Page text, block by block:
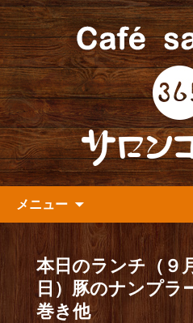
人形町の『
ェ』よりお知
人形町の音楽カフ
最新情報をお届け
メニュー
本日のランチ（９
日）豚のナンプラ
巻き他